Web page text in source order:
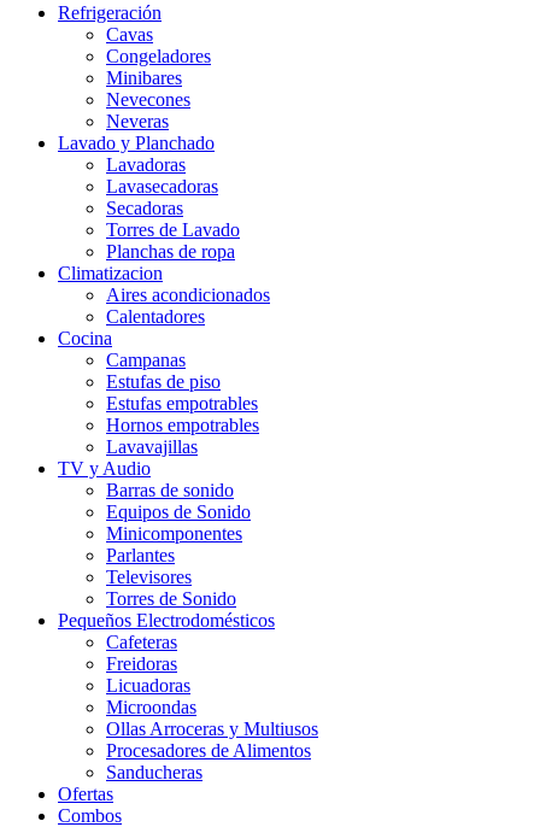
Refrigeración
Cavas
Congeladores
Minibares
Nevecones
Neveras
Lavado y Planchado
Lavadoras
Lavasecadoras
Secadoras
Torres de Lavado
Planchas de ropa
Climatizacion
Aires acondicionados
Calentadores
Cocina
Campanas
Estufas de piso
Estufas empotrables
Hornos empotrables
Lavavajillas
TV y Audio
Barras de sonido
Equipos de Sonido
Minicomponentes
Parlantes
Televisores
Torres de Sonido
Pequeños Electrodomésticos
Cafeteras
Freidoras
Licuadoras
Microondas
Ollas Arroceras y Multiusos
Procesadores de Alimentos
Sanducheras
Ofertas
Combos